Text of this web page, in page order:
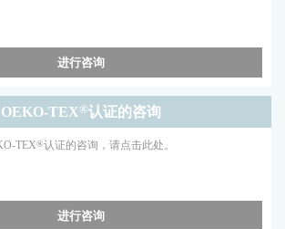
进行咨询
OEKO-TEX®认证的咨询
TEX®认证的咨询，请点击此处。
进行咨询